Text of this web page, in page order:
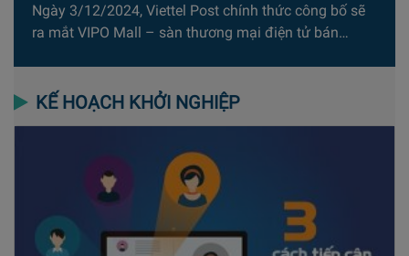
Ngày 3/12/2024, Viettel Post chính thức công bố sẽ
ra mắt VIPO Mall – sàn thương mại điện tử bán…
KẾ HOẠCH KHỞI NGHIỆP